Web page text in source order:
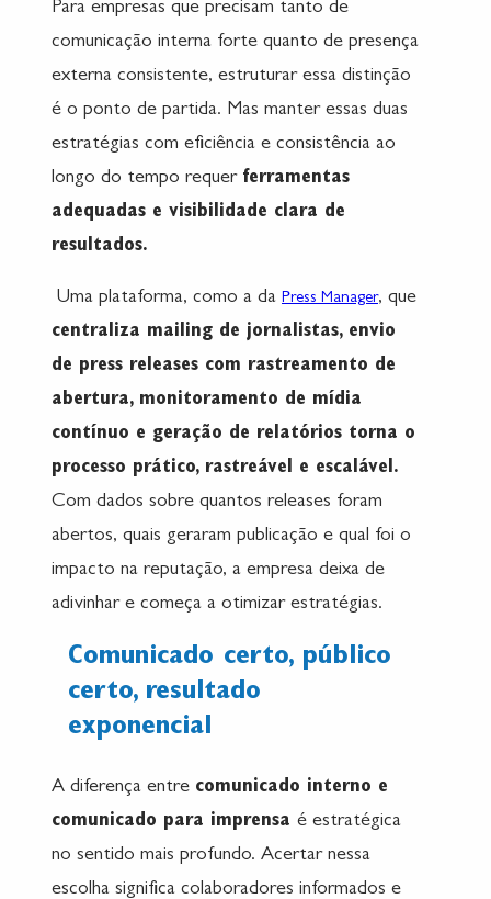
Para empresas que precisam tanto de
comunicação interna forte quanto de presença
externa consistente, estruturar essa distinção
é o ponto de partida. Mas manter essas duas
estratégias com eficiência e consistência ao
longo do tempo requer ferramentas
adequadas e visibilidade clara de
resultados.
Uma plataforma, como a da Press Manager, que
centraliza mailing de jornalistas, envio
de press releases com rastreamento de
abertura, monitoramento de mídia
contínuo e geração de relatórios torna o
processo prático, rastreável e escalável.
Com dados sobre quantos releases foram
abertos, quais geraram publicação e qual foi o
impacto na reputação, a empresa deixa de
adivinhar e começa a otimizar estratégias.
Comunicado certo, público
certo, resultado
exponencial
A diferença entre comunicado interno e
comunicado para imprensa é estratégica
no sentido mais profundo. Acertar nessa
escolha significa colaboradores informados e